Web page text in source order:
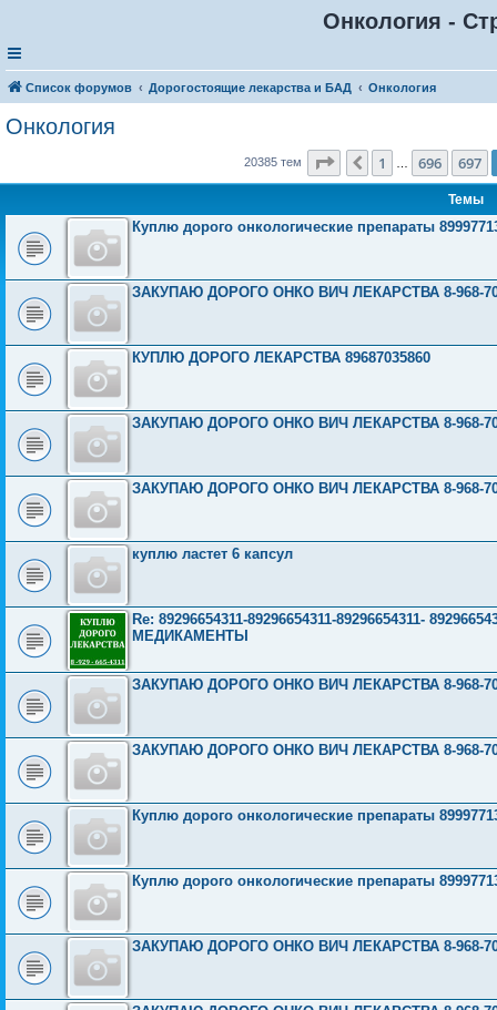
Онкология -
Список форумов Дорогостоящие лекарства и БАД Онкология
Онкология
20385 тем Страница 698из 816
Пред.
1 696 697
Темы
Куплю дорого онкологические препараты
ЗАКУПАЮ ДОРОГО ОНКО ВИЧ ЛЕКАРСТВА 8-968-
КУПЛЮ ДОРОГО ЛЕКАРСТВА 89687035860
ЗАКУПАЮ ДОРОГО ОНКО ВИЧ ЛЕКАРСТВА 8-968-
ЗАКУПАЮ ДОРОГО ОНКО ВИЧ ЛЕКАРСТВА 8-968-
куплю ластет 6 капсул
Re: 89296654311-89296654311-89296654311-
МЕДИКАМЕНТЫ
ЗАКУПАЮ ДОРОГО ОНКО ВИЧ ЛЕКАРСТВА 8-968-
ЗАКУПАЮ ДОРОГО ОНКО ВИЧ ЛЕКАРСТВА 8-968-
Куплю дорого онкологические препараты
Куплю дорого онкологические препараты
ЗАКУПАЮ ДОРОГО ОНКО ВИЧ ЛЕКАРСТВА 8-968-